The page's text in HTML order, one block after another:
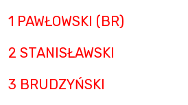
1 PAWŁOWSKI (BR)
2 STANISŁAWSKI
3 BRUDZYŃSKI